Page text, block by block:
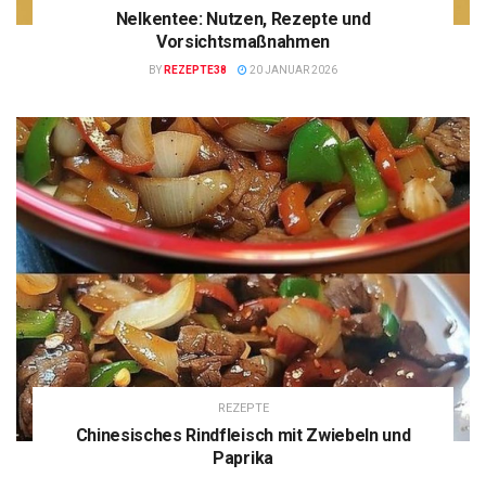
Nelkentee: Nutzen, Rezepte und
Vorsichtsmaßnahmen
BY REZEPTE38 20 JANUAR 2026
REZEPTE
Chinesisches Rindfleisch mit Zwiebeln und
Paprika